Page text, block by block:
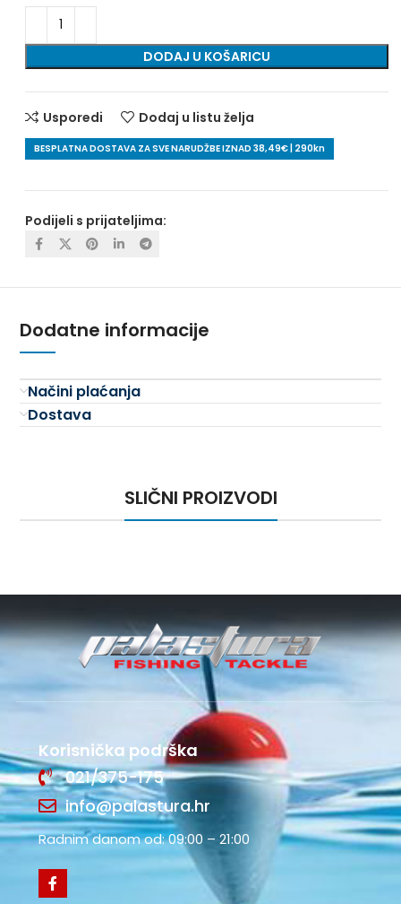
DODAJ U KOŠARICU
Usporedi Dodaj u listu želja
BESPLATNA DOSTAVA ZA SVE NARUDŽBE IZNAD 38,49€ | 290kn
Podijeli s prijateljima:
Dodatne informacije
Načini plaćanja
Dostava
SLIČNI PROIZVODI
Korisnička podrška
021/375-175
info@palastura.hr
Radnim danom od: 09:00 – 21:00